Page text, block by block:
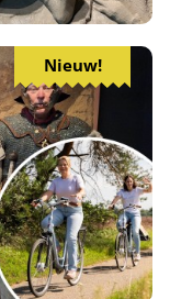
Nieuw!